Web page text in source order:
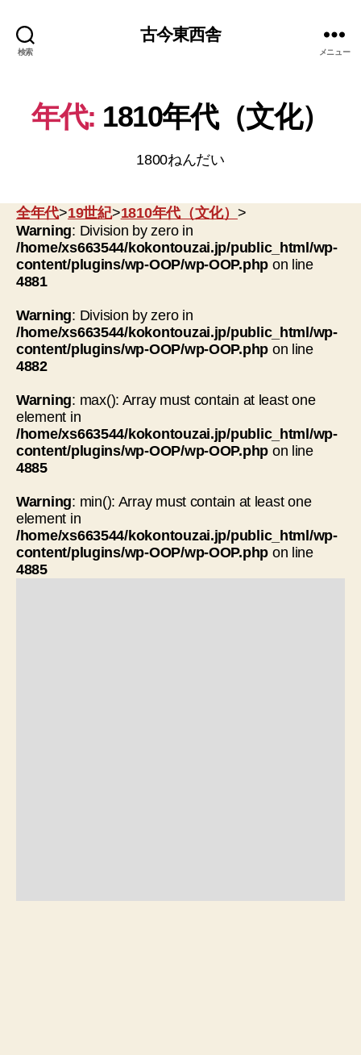
検索
古今東西舎
メニュー
年代: 1810年代（文化）
1800ねんだい
全年代>19世紀>1810年代（文化） >
Warning: Division by zero in
/home/xs663544/kokontouzai.jp/public_html/wp-
content/plugins/wp-OOP/wp-OOP.php on line
4881
Warning: Division by zero in
/home/xs663544/kokontouzai.jp/public_html/wp-
content/plugins/wp-OOP/wp-OOP.php on line
4882
Warning: max(): Array must contain at least one
element in
/home/xs663544/kokontouzai.jp/public_html/wp-
content/plugins/wp-OOP/wp-OOP.php on line
4885
Warning: min(): Array must contain at least one
element in
/home/xs663544/kokontouzai.jp/public_html/wp-
content/plugins/wp-OOP/wp-OOP.php on line
4885